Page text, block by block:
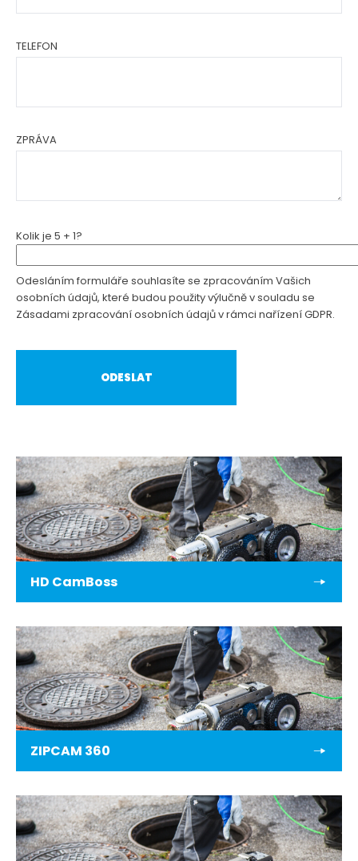
HD CamBoss
ZIPCAM 360
TELEFON
ZPRÁVA
Kolik je 5 + 1?
Odesláním formuláře souhlasíte se zpracováním Vašich
osobních údajů, které budou použity výlučně v souladu se
Zásadami zpracování osobních údajů v rámci nařízení GDPR.